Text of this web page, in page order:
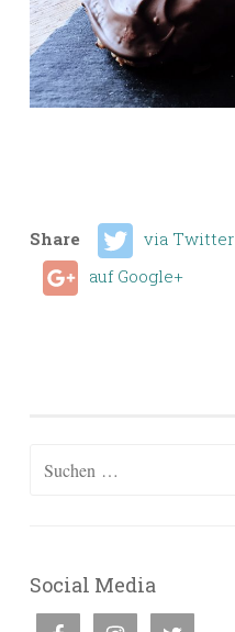
Share via Twitter
auf Google+
Suchen
Social Media